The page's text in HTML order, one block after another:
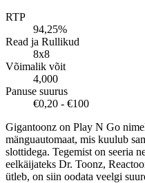
RTP
94,25%
Read ja Rullikud
8x8
Võimalik võit
4,000
Panuse suurus
€0,20 - €100
Gigantoonz on Play N Go
mänguautomaat, mis kuulub
slottidega. Tegemist on seeria
eelkäijateks Dr. Toonz,
ütleb, on siin oodata veelgi